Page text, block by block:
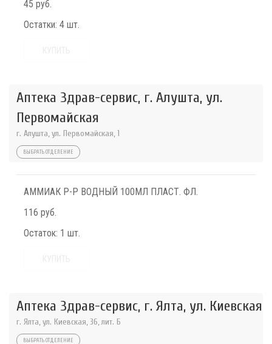
45 руб.
Остатки: 4 шт.
Аптека Здрав-сервис, г. Алушта, ул.
Первомайская
г. Алушта, ул. Первомайская, 1
ВЫБРАТЬ ОТДЕЛЕНИЕ
АММИАК Р-Р ВОДНЫЙ 100МЛ ПЛАСТ. ФЛ.
116 руб.
Остаток: 1 шт.
Аптека Здрав-сервис, г. Ялта, ул. Киевская
г. Ялта, ул. Киевская, 36, лит. Б
ВЫБРАТЬ ОТДЕЛЕНИЕ